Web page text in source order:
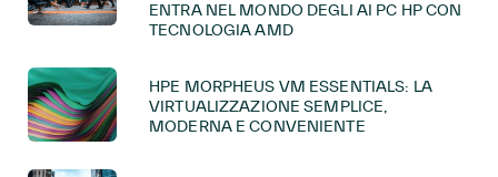
ENTRA NEL MONDO DEGLI AI PC HP CON
TECNOLOGIA AMD
HPE MORPHEUS VM ESSENTIALS: LA
VIRTUALIZZAZIONE SEMPLICE,
MODERNA E CONVENIENTE